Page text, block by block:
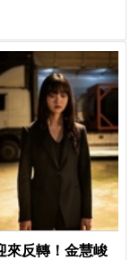
來反轉！金慧峻